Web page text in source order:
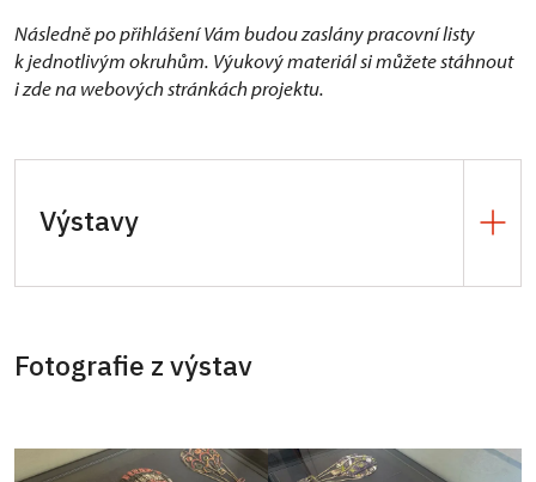
Následně po přihlášení Vám budou zaslány pracovní listy
k jednotlivým okruhům. Výukový materiál si můžete stáhnout
i zde na webových stránkách projektu.
Výstavy
ZÁMEK V LOMNICI NAD POPELKOU
Fotografie z výstav